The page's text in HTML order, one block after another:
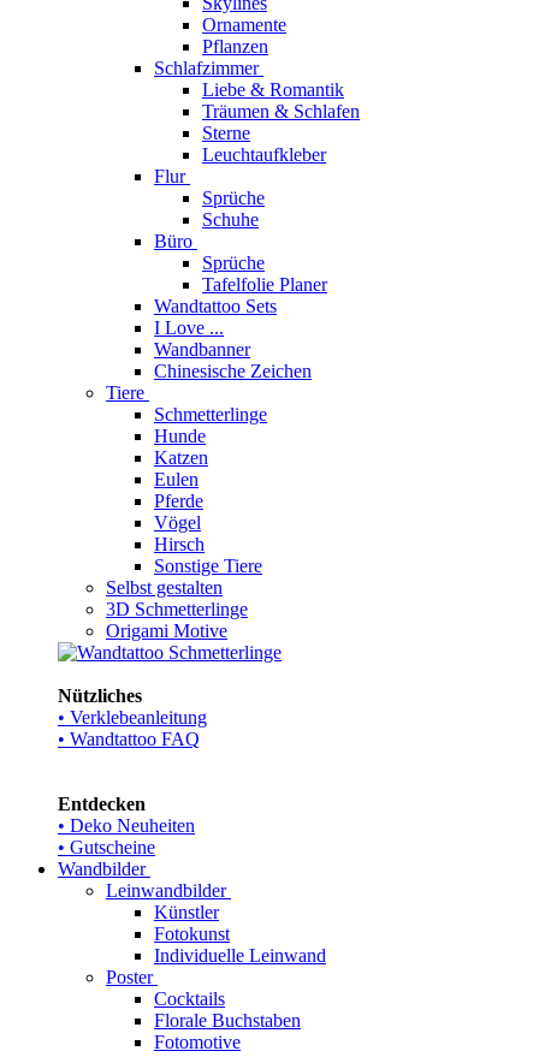
Ornamente
Pflanzen
Schlafzimmer
Liebe & Romantik
Träumen & Schlafen
Sterne
Leuchtaufkleber
Flur
Sprüche
Schuhe
Büro
Sprüche
Tafelfolie Planer
Wandtattoo Sets
I Love ...
Wandbanner
Chinesische Zeichen
Tiere
Schmetterlinge
Hunde
Katzen
Eulen
Pferde
Vögel
Hirsch
Sonstige Tiere
Selbst gestalten
3D Schmetterlinge
Origami Motive
Nützliches
• Verklebeanleitung
• Wandtattoo FAQ
Entdecken
• Deko Neuheiten
• Gutscheine
Wandbilder
Leinwandbilder
Künstler
Fotokunst
Individuelle Leinwand
Poster
Cocktails
Florale Buchstaben
Fotomotive